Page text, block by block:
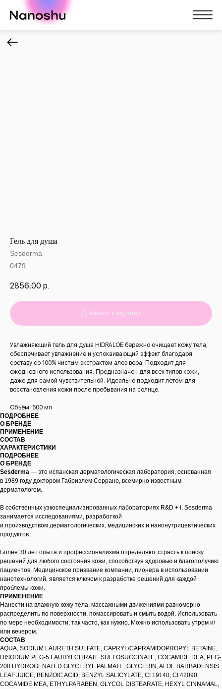
Nanoshu
Гель для душа
Sesderma
0479
2856,00 р.
Добавить в корзину
Увлажняющий гель для душа HIDRALOE бережно очищает кожу тела,
обеспечивает увлажнение и успокаивающий эффект благодаря
составу со 100% чистым экстрактом алоэ вера. Подходит для
ежедневного использования. Предназначен для всех типов кожи,
даже для самой чувствительной. Идеально подходит летом для
восстановления кожи после пребывания на солнце.
Объём: 500 мл
ПОДРОБНЕЕ
О БРЕНДЕ
ПРИМЕНЕНИЕ
СОСТАВ
ХАРАКТЕРИСТИКИ
ПОДРОБНЕЕ
О БРЕНДЕ
Sesderma — это испанская дерматологическая лаборатория, основанная
в 1989 году доктором Габриэлем Серрано, всемирно известным
дерматологом.
В собственных узкоспециализированных лабораториях R&D + i, Sesderma
занимается исследованиями, разработкой
и производством дерматологических, медицинских и нанонутрицевтических
продуктов.
Более 30 лет опыта и профессионализма определяют страсть к поиску
решений для любого состояния кожи, способствуя здоровью и благополучию
пациентов. Медицинское призвание компании, пионера в использовании
нанотехнологий, является ключом к разработке решений для каждой
проблемы кожи.
ПРИМЕНЕНИЕ
Нанести на влажную кожу тела, массажными движениями равномерно
распределить по поверхности, помассировать и смыть водой. Использовать
по мере необходимости, так часто, как нужно. Можно использовать утром и/
или вечером.
СОСТАВ
AQUA, SODIUM LAURETH SULFATE, CAPRYL/CAPRAMIDOPROPYL BETAINE,
DISODIUM PEG-5 LAURYLCITRATE SULFOSUCCINATE, COCAMIDE DEA, PEG-
200 HYDROGENATED GLYCERYL PALMATE, GLYCERIN, ALOE BARBADENSIS
LEAF JUICE, BENZOIC ACID, BENZYL SALICYLATE, CI 19140, CI 42090,
COCAMIDE MEA, ETHYLPARABEN, GLYCOL DISTEARATE, HEXYL CINNAMAL,